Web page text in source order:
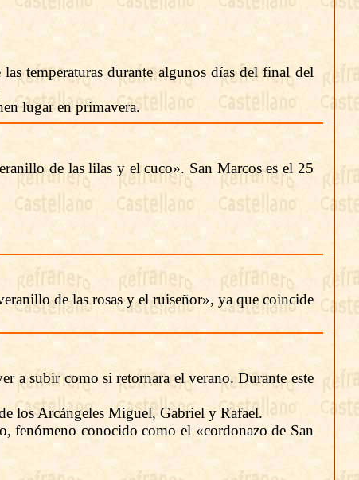
temperaturas durante algunos días del final del
lugar en primavera.
de las lilas y el cuco». San Marcos es el 25
de las rosas y el ruiseñor», ya que coincide
a subir como si retornara el verano. Durante este
los Arcángeles Miguel, Gabriel y Rafael.
fenómeno conocido como el «cordonazo de San